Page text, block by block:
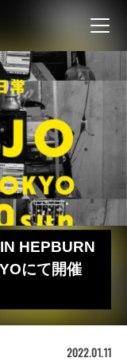
HEPBURN
にて開催
2022.01.11